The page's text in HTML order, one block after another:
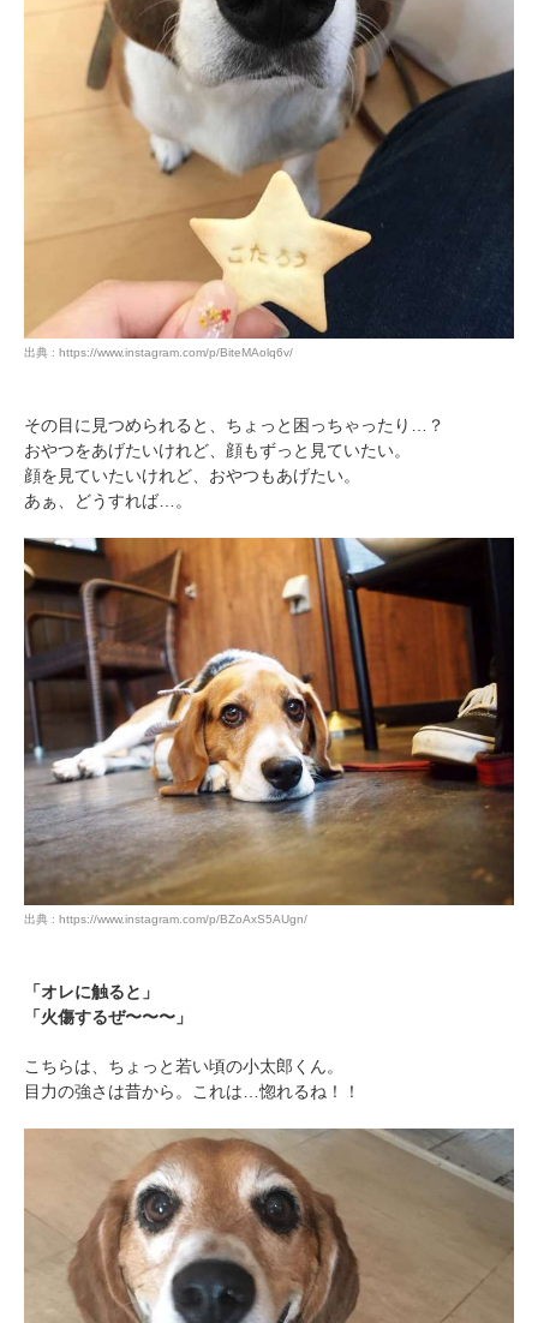
出典 : https://www.instagram.com/p/BiteMAolq6v/
その目に見つめられると、ちょっと困っちゃったり…？
おやつをあげたいけれど、顔もずっと見ていたい。
顔を見ていたいけれど、おやつもあげたい。
あぁ、どうすれば…。
出典 : https://www.instagram.com/p/BZoAxS5AUgn/
「オレに触ると」
「火傷するぜ〜〜〜」
こちらは、ちょっと若い頃の小太郎くん。
目力の強さは昔から。これは…惚れるね！！